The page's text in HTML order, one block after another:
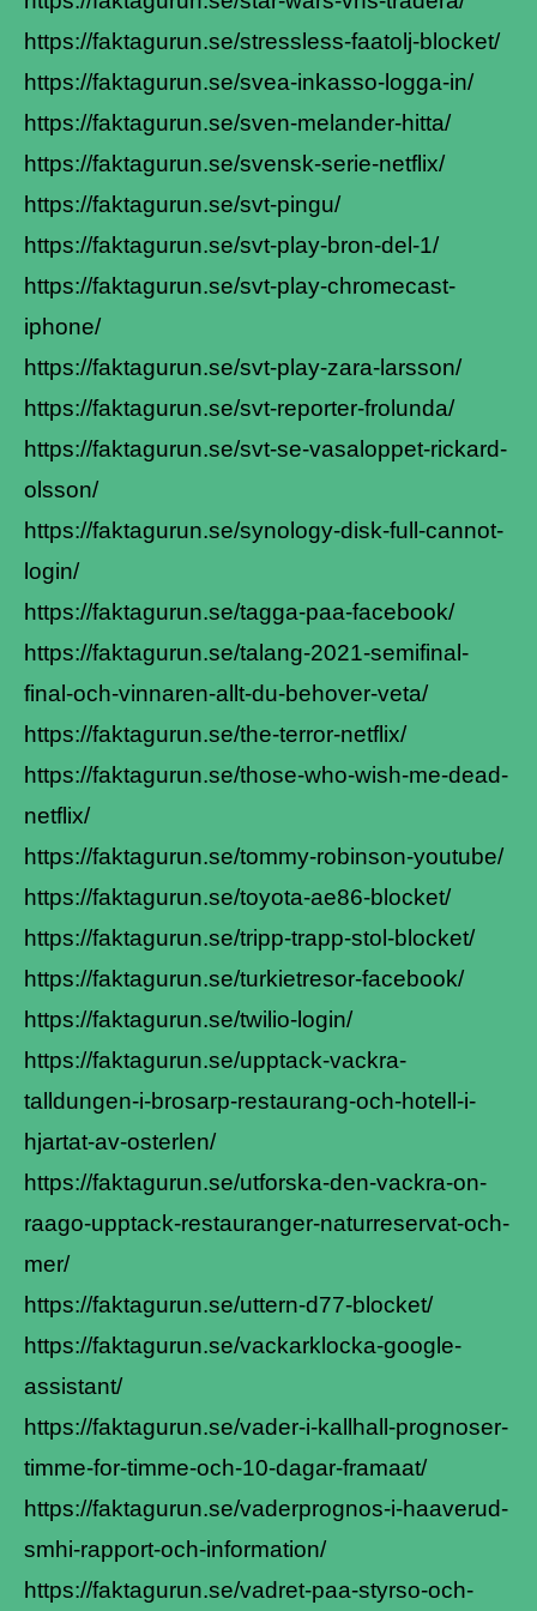
https://faktagurun.se/stressless-faatolj-blocket/
https://faktagurun.se/svea-inkasso-logga-in/
https://faktagurun.se/sven-melander-hitta/
https://faktagurun.se/svensk-serie-netflix/
https://faktagurun.se/svt-pingu/
https://faktagurun.se/svt-play-bron-del-1/
https://faktagurun.se/svt-play-chromecast-
iphone/
https://faktagurun.se/svt-play-zara-larsson/
https://faktagurun.se/svt-reporter-frolunda/
https://faktagurun.se/svt-se-vasaloppet-rickard-
olsson/
https://faktagurun.se/synology-disk-full-cannot-
login/
https://faktagurun.se/tagga-paa-facebook/
https://faktagurun.se/talang-2021-semifinal-
final-och-vinnaren-allt-du-behover-veta/
https://faktagurun.se/the-terror-netflix/
https://faktagurun.se/those-who-wish-me-dead-
netflix/
https://faktagurun.se/tommy-robinson-youtube/
https://faktagurun.se/toyota-ae86-blocket/
https://faktagurun.se/tripp-trapp-stol-blocket/
https://faktagurun.se/turkietresor-facebook/
https://faktagurun.se/twilio-login/
https://faktagurun.se/upptack-vackra-
talldungen-i-brosarp-restaurang-och-hotell-i-
hjartat-av-osterlen/
https://faktagurun.se/utforska-den-vackra-on-
raago-upptack-restauranger-naturreservat-och-
mer/
https://faktagurun.se/uttern-d77-blocket/
https://faktagurun.se/vackarklocka-google-
assistant/
https://faktagurun.se/vader-i-kallhall-prognoser-
timme-for-timme-och-10-dagar-framaat/
https://faktagurun.se/vaderprognos-i-haaverud-
smhi-rapport-och-information/
https://faktagurun.se/vadret-paa-styrso-och-